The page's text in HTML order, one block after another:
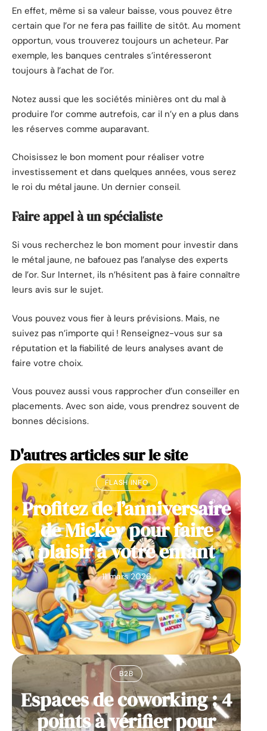
En effet, même si sa valeur baisse, vous pouvez être
certain que l’or ne fera pas faillite de sitôt. Au moment
opportun, vous trouverez toujours un acheteur. Par
exemple, les banques centrales s’intéresseront
toujours à l’achat de l’or.
Notez aussi que les sociétés minières ont du mal à
produire l’or comme autrefois, car il n’y en a plus dans
les réserves comme auparavant.
Choisissez le bon moment pour réaliser votre
investissement et dans quelques années, vous serez
le roi du métal jaune. Un dernier conseil.
Faire appel à un spécialiste
Si vous recherchez le bon moment pour investir dans
le métal jaune, ne bafouez pas l’analyse des experts
de l’or. Sur Internet, ils n’hésitent pas à faire connaître
leurs avis sur le sujet.
Vous pouvez vous fier à leurs prévisions. Mais, ne
suivez pas n’importe qui ! Renseignez-vous sur sa
réputation et la fiabilité de leurs analyses avant de
faire votre choix.
Vous pouvez aussi vous rapprocher d’un conseiller en
placements. Avec son aide, vous prendrez souvent de
bonnes décisions.
D'autres articles sur le site
FLASH INFO
Profitez de l’anniversaire
de Mickey pour faire
plaisir à votre enfant
11 mars 2026
B2B
Espaces de coworking : 4
points à vérifier pour